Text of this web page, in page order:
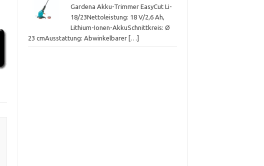
Gardena Akku-Trimmer EasyCut Li-
18/23Nettoleistung: 18 V/2,6 Ah,
Lithium-Ionen-AkkuSchnittkreis: Ø
23 cmAusstattung: Abwinkelbarer […]